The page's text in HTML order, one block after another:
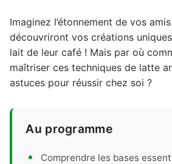
Imaginez l’étonnement de vos
découvriront vos créations
lait de leur café ! Mais par où
maîtriser ces techniques de latte
astuces pour réussir chez soi ?
Au programme
Comprendre les bases